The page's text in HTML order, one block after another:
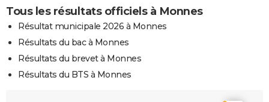
Tous les résultats officiels à Monnes
Résultat municipale 2026 à Monnes
Résultats du bac à Monnes
Résultats du brevet à Monnes
Résultats du BTS à Monnes